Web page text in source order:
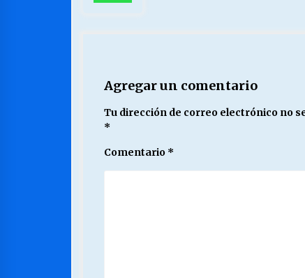
Agregar un comentario
Tu dirección de correo electrónico no
*
Comentario *